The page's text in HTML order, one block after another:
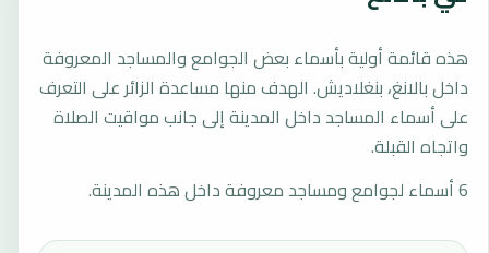
هذه قائمة أولية بأسماء بعض الجوامع والمساجد المعروفة
داخل بالانغ، بنغلاديش. الهدف منها مساعدة الزائر على التعرف
على أسماء المساجد داخل المدينة إلى جانب مواقيت الصلاة
واتجاه القبلة.
6 أسماء لجوامع ومساجد معروفة داخل هذه المدينة.